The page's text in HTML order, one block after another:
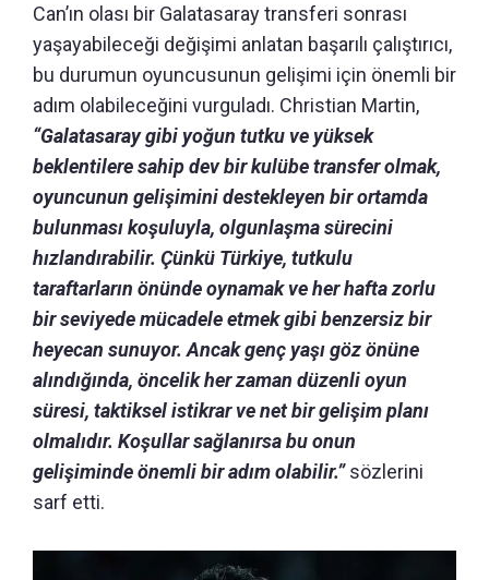
Can’ın olası bir Galatasaray transferi sonrası
yaşayabileceği değişimi anlatan başarılı çalıştırıcı,
bu durumun oyuncusunun gelişimi için önemli bir
adım olabileceğini vurguladı. Christian Martin,
“Galatasaray gibi yoğun tutku ve yüksek
beklentilere sahip dev bir kulübe transfer olmak,
oyuncunun gelişimini destekleyen bir ortamda
bulunması koşuluyla, olgunlaşma sürecini
hızlandırabilir. Çünkü Türkiye, tutkulu
taraftarların önünde oynamak ve her hafta zorlu
bir seviyede mücadele etmek gibi benzersiz bir
heyecan sunuyor. Ancak genç yaşı göz önüne
alındığında, öncelik her zaman düzenli oyun
süresi, taktiksel istikrar ve net bir gelişim planı
olmalıdır. Koşullar sağlanırsa bu onun
gelişiminde önemli bir adım olabilir.”sözlerini
sarf etti.